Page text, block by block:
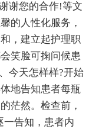
谢您的合作!等文
的人性化服务，
，建立起护理职
笑脸可掬问候患
今天怎样样?开始
地告知患者每瓶
茫然。检查前，
一告知，患者内